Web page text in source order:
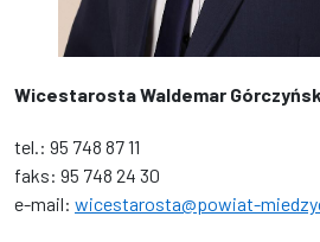
Wicestarosta Waldemar
tel.: 95 748 87 11
faks: 95 748 24 30
e-mail: wicestarosta@powiat-